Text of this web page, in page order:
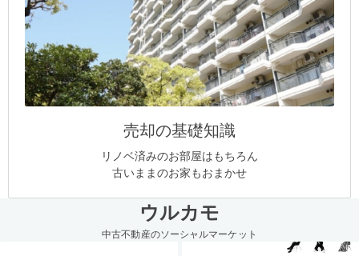
売却の基礎知識
リノベ済みのお部屋はもちろん
古いままのお家もおまかせ
ウルカモ
中古不動産のソーシャルマーケット